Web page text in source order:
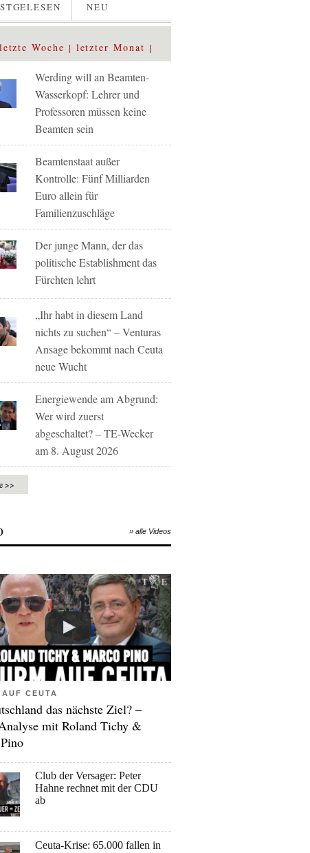
NEU
letzte Woche letzter Monat
Werding will an Beamten-
Wasserkopf: Lehrer und
Professoren müssen keine
Beamten sein
Beamtenstaat außer
Kontrolle: Fünf Milliarden
Euro allein für
Familienzuschläge
Der junge Mann, der das
politische Establishment das
Fürchten lehrt
„Ihr habt in diesem Land
nichts zu suchen“ – Venturas
Ansage bekommt nach Ceuta
neue Wucht
Energiewende am Abgrund:
Wer wird zuerst
abgeschaltet? – TE-Wecker
am 8. August 2026
>>
» alle Videos
CEUTA
das nächste Ziel? –
mit Roland Tichy &
Club der Versager: Peter
Hahne rechnet mit der CDU
ab
Ceuta-Krise: 65.000 fallen in